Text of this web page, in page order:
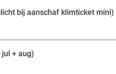
bij aanschaf klimticket mini)
+ aug)